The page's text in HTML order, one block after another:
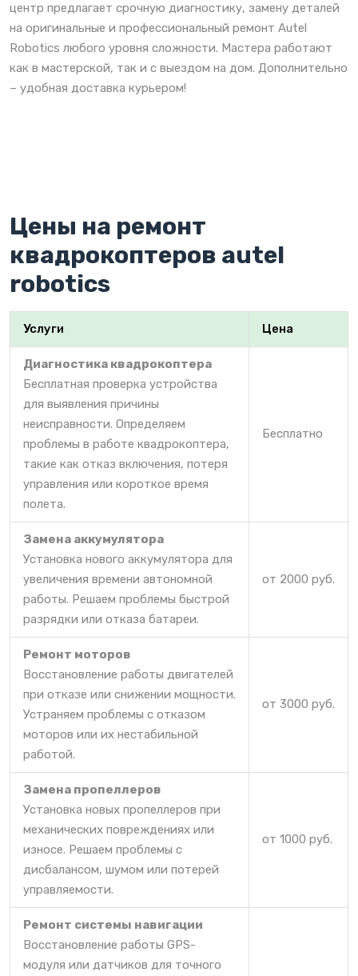
центр предлагает срочную диагностику, замену деталей
на оригинальные и профессиональный ремонт Autel
Robotics любого уровня сложности. Мастера работают
как в мастерской, так и с выездом на дом. Дополнительно
– удобная доставка курьером!
Цены на ремонт
квадрокоптеров autel
robotics
Услуги Цена
Диагностика квадрокоптера
Бесплатная проверка устройства
для выявления причины
неисправности. Определяем
проблемы в работе квадрокоптера,
такие как отказ включения, потеря
управления или короткое время
полета.
Бесплатно
Замена аккумулятора
Установка нового аккумулятора для
увеличения времени автономной
работы. Решаем проблемы быстрой
разрядки или отказа батареи.
от 2000 руб.
Ремонт моторов
Восстановление работы двигателей
при отказе или снижении мощности.
Устраняем проблемы с отказом
моторов или их нестабильной
работой.
от 3000 руб.
Замена пропеллеров
Установка новых пропеллеров при
механических повреждениях или
износе. Решаем проблемы с
дисбалансом, шумом или потерей
управляемости.
от 1000 руб.
Ремонт системы навигации
Восстановление работы GPS-
модуля или датчиков для точного